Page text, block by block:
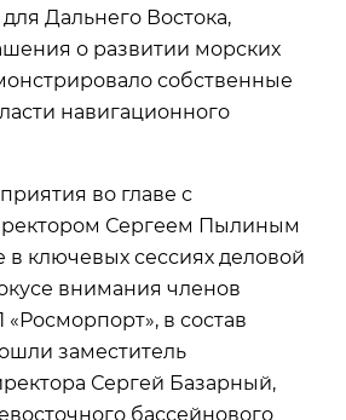
Дальнего Востока,
о развитии морских
собственные
навигационного
во главе с
Сергеем Пылиным
в ключевых сессиях деловой
внимания членов
в состав
заместитель
Сергей Базарный,
бассейнового